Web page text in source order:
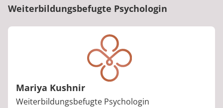
Weiterbildungsbefugte Psychologin
Mariya Kushnir
Berufstitel:
Weiterbildungsbefugte Psychologin